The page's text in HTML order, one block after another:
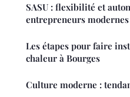
SASU : flexibilité et
entrepreneurs modernes
Les étapes pour faire
chaleur à Bourges
Culture moderne :